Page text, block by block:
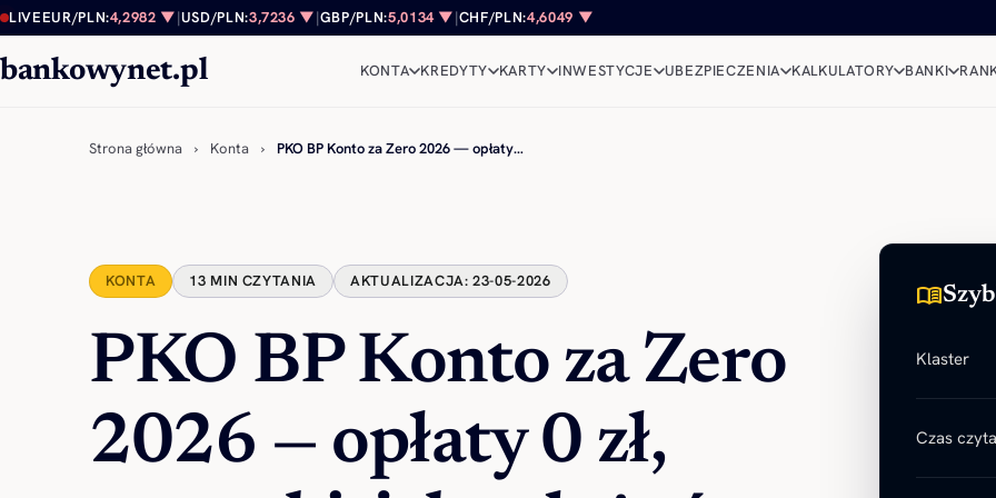
Przejdź do treści
LIVEEUR/PLN:4,2982 ▼|USD/PLN:3,7236 ▼|GBP/PLN:5,0134 ▼|CHF/PLN:4,6049 ▼
bankowynet.pl KONTA KREDYTY KARTY INWESTYCJE UBEZPIECZENIA KALKULATORY BANKI
Strona główna › Konta › PKO BP Konto za Zero 2026 — opłaty…
KONTA 13 MIN CZYTANIA AKTUALIZACJA: 23-05-2026
PKO BP Konto za Zero
2026 — opłaty 0 zł,
menu_book
Klaster
Czas